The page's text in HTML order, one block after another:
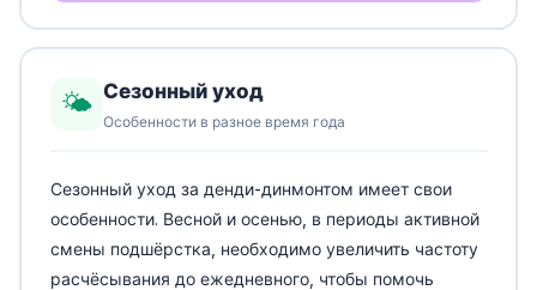
🌤️ Сезонный уход
Особенности в разное время года
Сезонный уход за денди-динмонтом имеет свои
особенности. Весной и осенью, в периоды активной
смены подшёрстка, необходимо увеличить частоту
расчёсывания до ежедневного, чтобы помочь